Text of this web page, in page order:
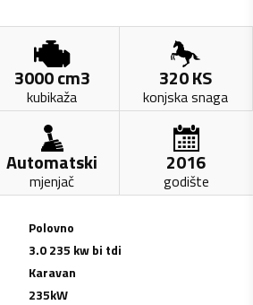
3000cm3
kubikaža
320KS
konjska snaga
Automatski
mjenjač
2016
godište
Polovno
3.0 235 kw bi tdi
Karavan
235kW